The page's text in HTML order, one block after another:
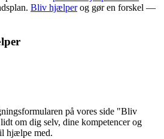
Bliv hjælperog gør en forskel —
på vores side "Bliv
om dig selv, dine kompetencer og
hjælpe med.